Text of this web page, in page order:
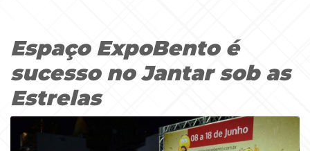
Espaço ExpoBento é
sucesso no Jantar sob as
Estrelas